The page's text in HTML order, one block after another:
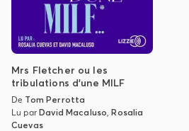
Mrs Fletcher ou les
tribulations d'une MILF
De Tom Perrotta
Lu parDavid Macaluso,Rosalia
Cuevas